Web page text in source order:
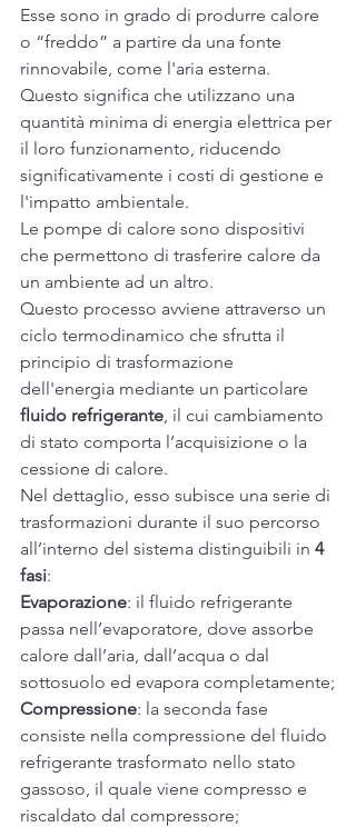
Esse sono in grado di produrre calore
o “freddo” a partire da una fonte
rinnovabile, come l'aria esterna.
Questo significa che utilizzano una
quantità minima di energia elettrica per
il loro funzionamento, riducendo
significativamente i costi di gestione e
l'impatto ambientale.
Le pompe di calore sono dispositivi
che permettono di trasferire calore da
un ambiente ad un altro.
Questo processo avviene attraverso un
ciclo termodinamico che sfrutta il
principio di trasformazione
dell'energia mediante un particolare
fluido refrigerante, il cui cambiamento
di stato comporta l’acquisizione o la
cessione di calore.
Nel dettaglio, esso subisce una serie di
trasformazioni durante il suo percorso
all’interno del sistema distinguibili in 4
fasi:
Evaporazione: il fluido refrigerante
passa nell’evaporatore, dove assorbe
calore dall’aria, dall’acqua o dal
sottosuolo ed evapora completamente;
Compressione: la seconda fase
consiste nella compressione del fluido
refrigerante trasformato nello stato
gassoso, il quale viene compresso e
riscaldato dal compressore;